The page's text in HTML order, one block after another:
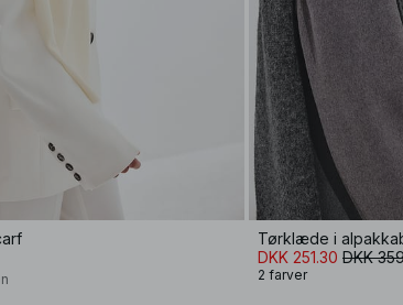
Tørklæde i
DKK 251.30 DKK
2 farver